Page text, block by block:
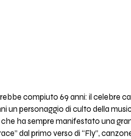
compiuto 69 anni: il celebre
un personaggio di culto della
ha sempre manifestato una
dal primo verso di “Fly”,